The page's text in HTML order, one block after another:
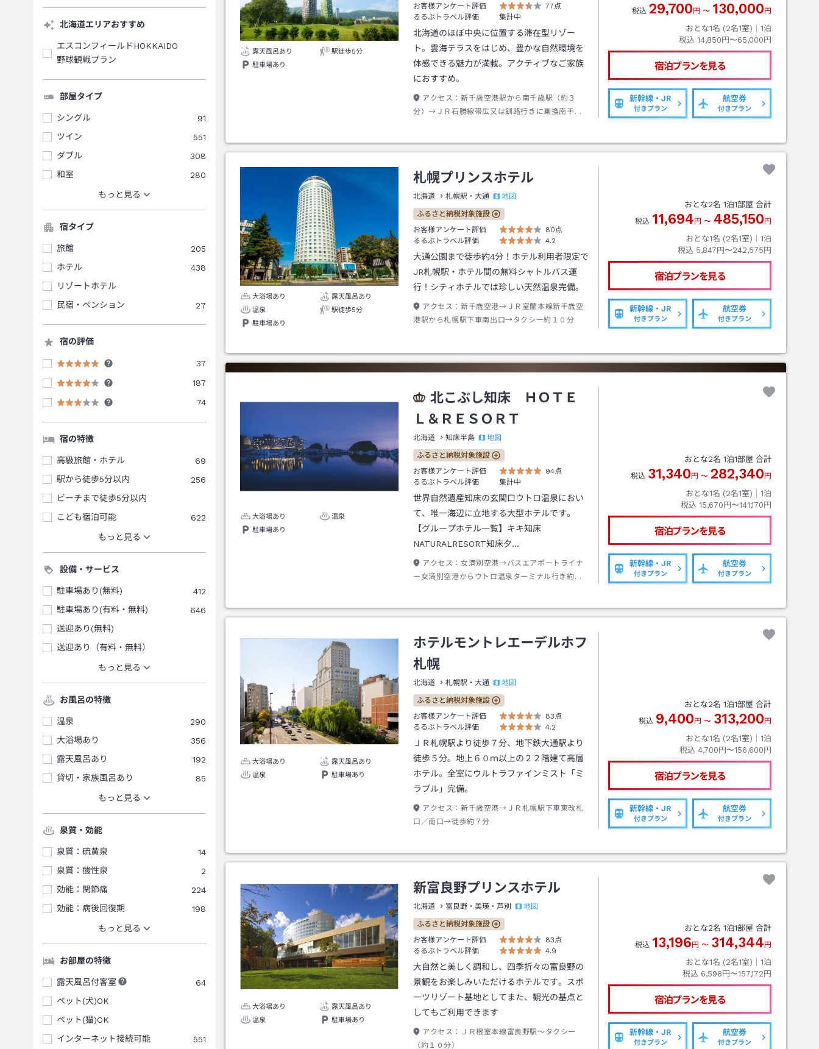
北海道エリアおすすめ
エスコンフィールドHOKKAIDO
野球観戦プラン
部屋タイプ
シングル
91
ツイン
551
ダブル
308
和室
280
もっと見る
宿タイプ
旅館
205
ホテル
438
リゾートホテル
民宿・ペンション
27
宿の評価
37
187
74
宿の特徴
高級旅館・ホテル
69
駅から徒歩5分以内
256
ビーチまで徒歩5分以内
こども宿泊可能
622
もっと見る
設備・サービス
駐車場あり(無料)
412
駐車場あり(有料・無料)
646
送迎あり(無料)
送迎あり（有料・無料）
もっと見る
お風呂の特徴
温泉
290
大浴場あり
356
露天風呂あり
192
貸切・家族風呂あり
85
もっと見る
泉質・効能
泉質：硫黄泉
14
泉質：酸性泉
2
効能：関節痛
224
効能：病後回復期
198
もっと見る
お部屋の特徴
露天風呂付客室
64
ペット(犬)OK
ペット(猫)OK
インターネット接続可能
551
露天風呂あり
駅徒歩5分
駐車場あり
お客様アンケート評価
77点
るるぶトラベル評価
集計中
北海道のほぼ中央に位置する滞在型リゾー
ト。雲海テラスをはじめ、豊かな自然環境を
体感できる魅力が満載。アクティブなご家族
におすすめ。
アクセス： 新千歳空港駅から南千歳駅（約３
分）→ＪＲ石勝線帯広又は釧路行きに乗換南千歳
税込 29,700 円 〜 130,000 円
おとな1名 (2名1室)｜ 1泊
税込 14,850円〜65,000円
宿泊プランを見る
新幹線・JR
付きプラン
航空券
付きプラン
大浴場あり
露天風呂あり
温泉
駅徒歩5分
駐車場あり
札幌プリンスホテル
北海道 札幌駅・大通 地図
ふるさと納税対象施設
お客様アンケート評価
80点
るるぶトラベル評価
4.2
大通公園まで徒歩約4分！ホテル利用者限定で
JR札幌駅・ホテル間の無料シャトルバス運
行！シティホテルでは珍しい天然温泉完備。
アクセス： 新千歳空港→ＪＲ室蘭本線新千歳空
港駅から札幌駅下車南出口→タクシー約１０分
おとな2名 1泊1部屋 合計
税込 11,694 円 〜 485,150 円
おとな1名 (2名1室)｜ 1泊
税込 5,847円〜242,575円
宿泊プランを見る
新幹線・JR
付きプラン
航空券
付きプラン
大浴場あり
温泉
駐車場あり
北こぶし知床 ＨＯＴＥ
Ｌ＆ＲＥＳＯＲＴ
北海道 知床半島 地図
ふるさと納税対象施設
お客様アンケート評価
94点
るるぶトラベル評価
集計中
世界自然遺産知床の玄関口ウトロ温泉におい
て、唯一海辺に立地する大型ホテルです。
【グループホテル一覧】キキ知床
NATURALRESORT知床夕…
アクセス： 女満別空港→バスエアポートライナ
ー女満別空港からウトロ温泉ターミナル行き約１
おとな2名 1泊1部屋 合計
税込 31,340 円 〜 282,340 円
おとな1名 (2名1室)｜ 1泊
税込 15,670円〜141,170円
宿泊プランを見る
新幹線・JR
付きプラン
航空券
付きプラン
大浴場あり
露天風呂あり
温泉
駐車場あり
ホテルモントレエーデルホフ
札幌
北海道 札幌駅・大通 地図
ふるさと納税対象施設
お客様アンケート評価
83点
るるぶトラベル評価
4.2
ＪＲ札幌駅より徒歩７分、地下鉄大通駅より
徒歩５分。地上６０ｍ以上の２２階建て高層
ホテル。全室にウルトラファインミスト「ミ
ラブル」完備。
アクセス： 新千歳空港→ＪＲ札幌駅下車東改札
口／南口→徒歩約７分
おとな2名 1泊1部屋 合計
税込 9,400 円 〜 313,200 円
おとな1名 (2名1室)｜ 1泊
税込 4,700円〜156,600円
宿泊プランを見る
新幹線・JR
付きプラン
航空券
付きプラン
大浴場あり
露天風呂あり
温泉
駐車場あり
新富良野プリンスホテル
北海道 富良野・美瑛・芦別 地図
ふるさと納税対象施設
お客様アンケート評価
83点
るるぶトラベル評価
4.9
大自然と美しく調和し、四季折々の富良野の
景観をお楽しみいただけるホテルです。スポ
ーツリゾート基地としてまた、観光の基点と
してもご利用できます
アクセス：
ＪＲ根室本線富良野駅～タクシー
（約１０分）
おとな2名 1泊1部屋 合計
税込 13,196 円 〜 314,344 円
おとな1名 (2名1室)｜ 1泊
税込 6,598円〜157,172円
宿泊プランを見る
新幹線・JR
付きプラン
航空券
付きプラン